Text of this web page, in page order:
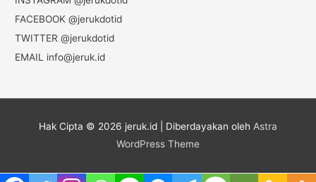
FACEBOOK @jerukdotid
TWITTER @jerukdotid
EMAIL info@jeruk.id
Hak Cipta © 2026 jeruk.id | Diberdayakan oleh Astra
WordPress Theme